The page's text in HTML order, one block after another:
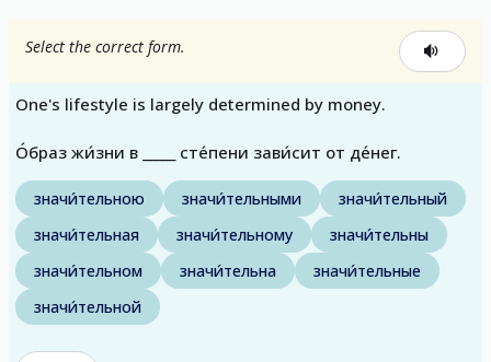
Select the correct form.
One's lifestyle is largely determined by money.
О́браз жи́зни в _____ сте́пени зави́сит от де́нег.
значи́тельною значи́тельными
значи́тельный
значи́тельная
значи́тельному
значи́тельны
значи́тельном
значи́тельна
значи́тельные
значи́тельной